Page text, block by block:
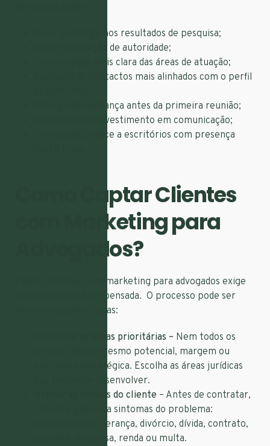
Maior presença nos resultados de pesquisa;
Melhor perceção de autoridade;
Comunicação mais clara das áreas de atuação;
Captação de contactos mais alinhados com o perfil
Reforço da confiança antes da primeira reunião;
Otimização do investimento em comunicação;
Diferenciação face a escritórios com presença
Como Captar Clientes
com Marketing para
Advogados?
Captar clientes com marketing para advogados exige
uma sequência bem pensada. O processo pode ser
visto em quatro etapas:
Identificar as áreas prioritárias – Nem todos os
serviços têm o mesmo potencial, margem ou
prioridade estratégica. Escolha as áreas jurídicas
que pretende desenvolver.
Mapear as dúvidas do cliente – Antes de contratar,
o cliente pesquisa sintomas do problema:
despedimento, herança, divórcio, dívida, contrato,
acidente, empresa, renda ou multa.